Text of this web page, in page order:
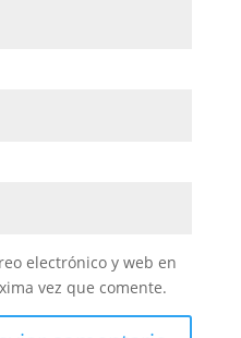
electrónico y web en
vez que comente.